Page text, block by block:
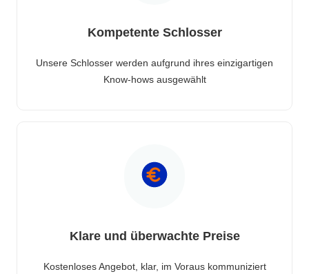
Kompetente Schlosser
Unsere Schlosser werden aufgrund ihres einzigartigen
Know-hows ausgewählt
Klare und überwachte Preise
Kostenloses Angebot, klar, im Voraus kommuniziert